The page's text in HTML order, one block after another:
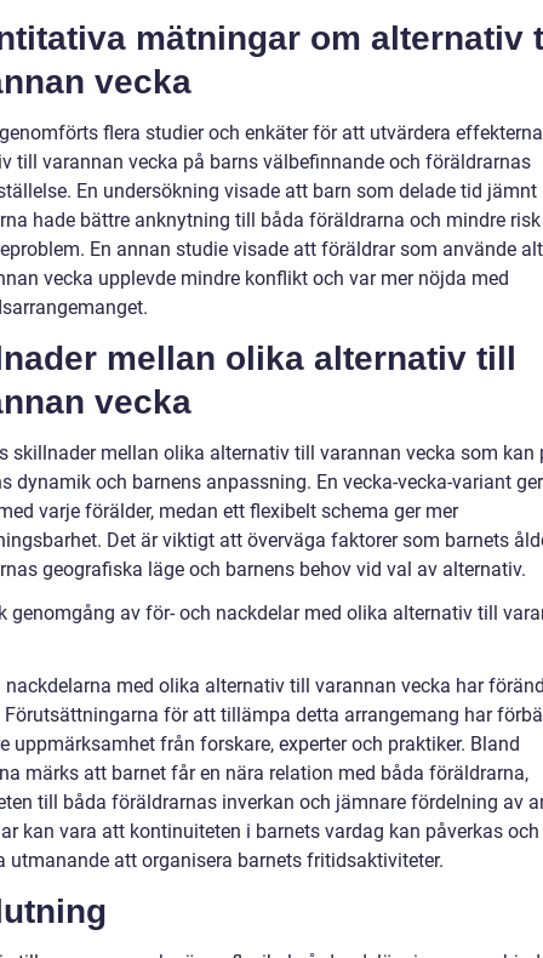
mätningar om alternativ
vecka
flera studier och enkäter för att utvärdera
till varannan vecka på barns välbefinnande och föräldrarnas
En undersökning visade att barn som delade tid jämnt
hade bättre anknytning till båda föräldrarna och mindre
En annan studie visade att föräldrar som använde
vecka upplevde mindre konflikt och var mer nöjda med
mellan olika alternativ till
vecka
skillnader mellan olika alternativ till varannan vecka som kan
dynamik och barnens anpassning. En vecka-vecka-variant
varje förälder, medan ett flexibelt schema ger mer
Det är viktigt att överväga faktorer som barnets
geografiska läge och barnens behov vid val av alternativ.
genomgång av för- och nackdelar med olika alternativ till
nackdelarna med olika alternativ till varannan vecka har
Förutsättningarna för att tillämpa detta arrangemang har
uppmärksamhet från forskare, experter och praktiker. Bland
märks att barnet får en nära relation med båda föräldrarna,
till båda föräldrarnas inverkan och jämnare fördelning av
kan vara att kontinuiteten i barnets vardag kan påverkas
utmanande att organisera barnets fritidsaktiviteter.